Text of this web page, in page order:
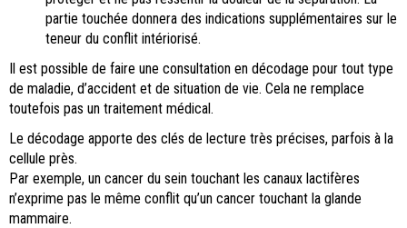
partie touchée donnera des indications supplémentaires sur le
teneur du conflit intériorisé.
Il est possible de faire une consultation en décodage pour tout type
de maladie, d’accident et de situation de vie. Cela ne remplace
toutefois pas un traitement médical.
Le décodage apporte des clés de lecture très précises, parfois à la
cellule près.
Par exemple, un cancer du sein touchant les canaux lactifères
n’exprime pas le même conflit qu’un cancer touchant la glande
mammaire.